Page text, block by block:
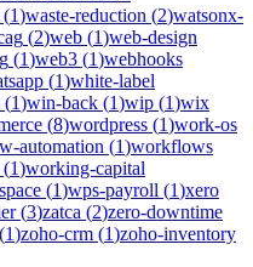
(1)waste-reduction (2)watsonx-
(2)web (1)web-design
(1)web3 (1)webhooks
(1)white-label
(1)win-back (1)wip (1)wix
(8)wordpress (1)work-os
automation (1)workflows
(1)working-capital
(1)wps-payroll (1)xero
(3)zatca (2)zero-downtime
(1)zoho-crm (1)zoho-inventory